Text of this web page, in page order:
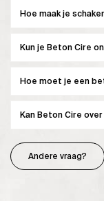
Hoe maak je
Kun je Beton Cire
Hoe moet je een
Kan Beton Cire
Andere vraag?